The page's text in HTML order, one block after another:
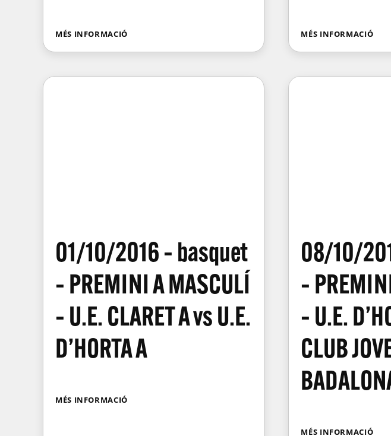
MÉS INFORMACIÓ MÉS INFORMACIÓ
01/10/2016 – basquet
– PREMINI A MASCULÍ
– U.E. CLARET A vs U.E.
D’HORTA A
MÉS INFORMACIÓ
08/10/
–
– U.E.
CLUB
MÉS INFORMACIÓ